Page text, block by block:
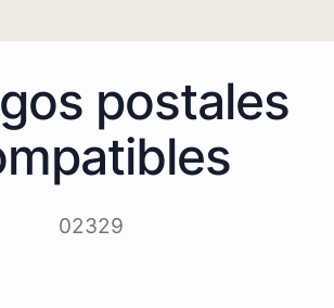
postales
02329